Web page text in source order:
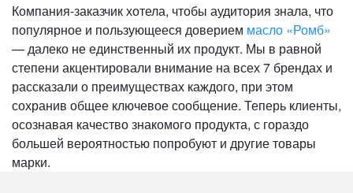
Компания-заказчик хотела, чтобы аудитория знала, что
популярное и пользующееся доверием масло «Ромб»
— далеко не единственный их продукт. Мы в равной
степени акцентировали внимание на всех 7 брендах и
рассказали о преимуществах каждого, при этом
сохранив общее ключевое сообщение. Теперь клиенты,
осознавая качество знакомого продукта, с гораздо
большей вероятностью попробуют и другие товары
марки.